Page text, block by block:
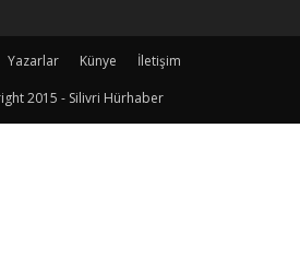
Yazarlar Künye
İletişim
2015 - Silivri Hürhaber